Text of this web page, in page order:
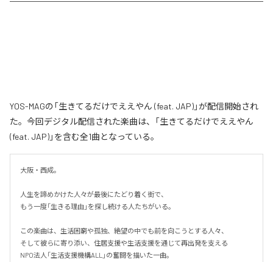
YOS-MAGの「生きてるだけでええやん (feat. JAP)」が配信開始され
た。今回デジタル配信された楽曲は、「生きてるだけでええやん
(feat. JAP)」を含む全1曲となっている。
大阪・西成。
人生を諦めかけた人々が最後にたどり着く街で、
もう一度「生きる理由」を探し続ける人たちがいる。
この楽曲は、生活困窮や孤独、絶望の中でも前を向こうとする人々、
そして彼らに寄り添い、住居支援や生活支援を通じて再出発を支える
NPO法人「生活支援機構ALL」の奮闘を描いた一曲。